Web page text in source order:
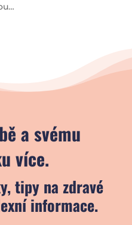
a svému
více.
tipy na zdravé
informace.